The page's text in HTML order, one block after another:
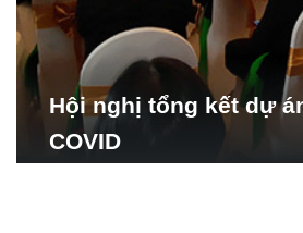
Hội nghị tổng kết dự
COVID